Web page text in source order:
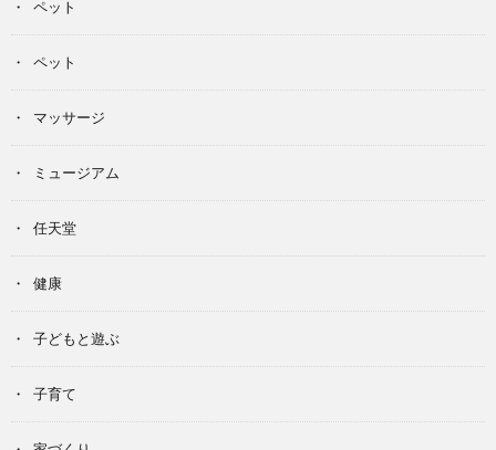
ペット
ペット
マッサージ
ミュージアム
任天堂
健康
子どもと遊ぶ
子育て